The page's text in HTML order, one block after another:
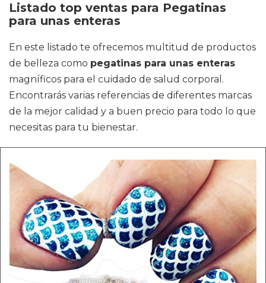
Listado top ventas para Pegatinas
para unas enteras
En este listado te ofrecemos multitud de productos
de belleza como pegatinas para unas enteras
magníficos para el cuidado de salud corporal.
Encontrarás varias referencias de diferentes marcas
de la mejor calidad y a buen precio para todo lo que
necesitas para tu bienestar.